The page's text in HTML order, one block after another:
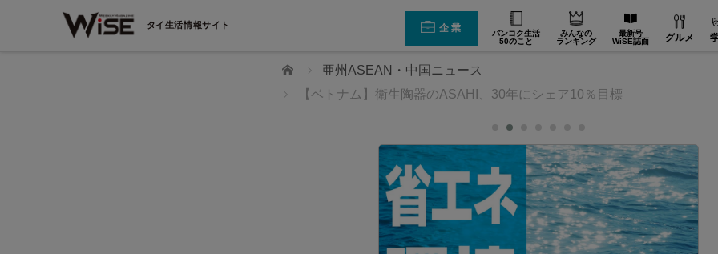
タイ生活情報サイト 企業
バンコク生活
50のこと
みんなの
ランキング
最新号
WiSE誌面
グルメ
ホーム
亜州ASEAN・中国ニュース
【ベトナム】衛生陶器のASAHI、30年にシェア10％目標